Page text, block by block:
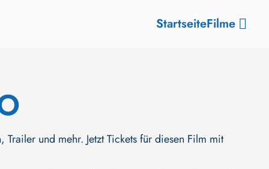
StartseiteFilme
und mehr. Jetzt Tickets für diesen Film mit